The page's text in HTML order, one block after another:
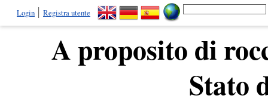
Login
Registra utente
A proposito di
Stato